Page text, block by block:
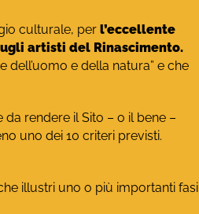
culturale, per l’eccellente
artisti del Rinascimento.
e della natura” e che
da rendere il Sito – o il bene –
uno dei 10 criteri previsti.
illustri uno o più importanti fasi